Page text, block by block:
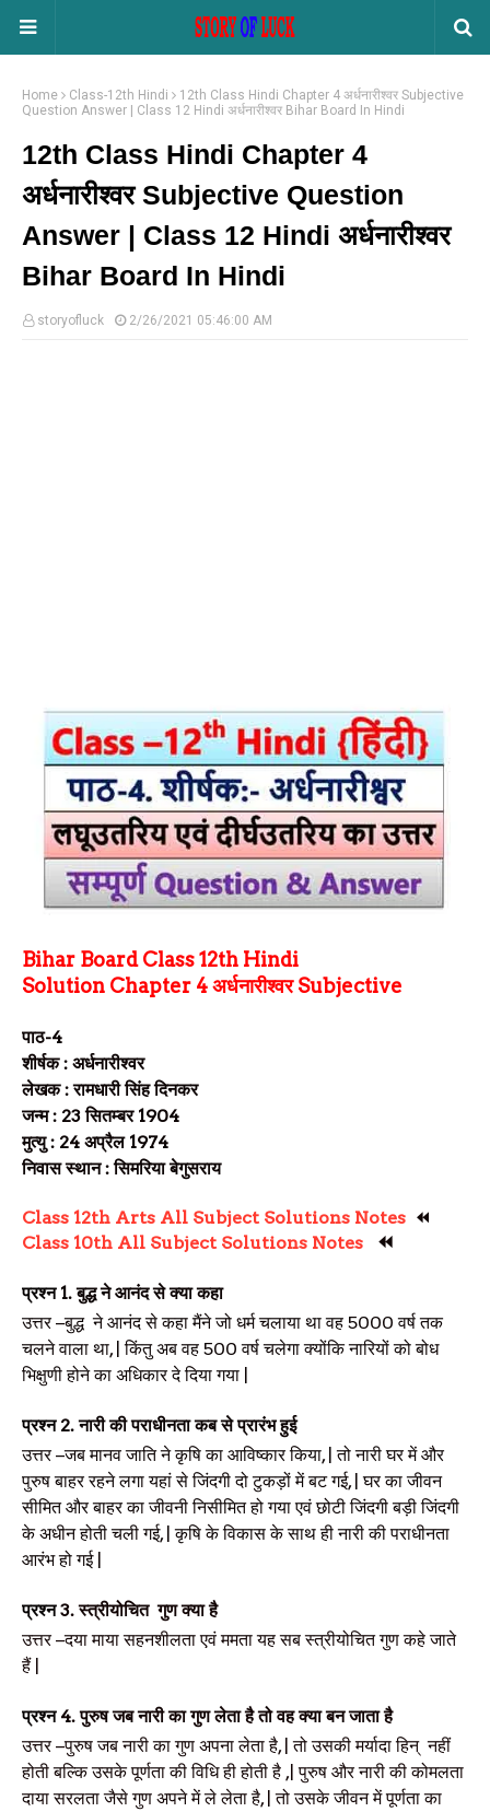
Home Class-12th Hindi
12th Class Hindi Chapter 4 अर्धनारीश्वर Subjective
Question Answer | Class 12 Hindi अर्धनारीश्वर Bihar Board In Hindi
12th Class Hindi Chapter 4
अर्धनारीश्वर Subjective Question
Answer | Class 12 Hindi अर्धनारीश्वर
Bihar Board In Hindi
storyofluck 2/26/2021 05:46:00 AM
Bihar Board Class 12th Hindi
Solution Chapter 4अर्धनारीश्वर Subjective
पाठ-4
शीर्षक : अर्धनारीश्वर
लेखक : रामधारी सिंह दिनकर
जन्म : 23 सितम्बर 1904
मुत्यु : 24 अप्रैल 1974
निवास स्थान : सिमरिया बेगुसराय
Class 12th Arts All Subject Solutions Notes ⏪
Class 10th All Subject Solutions Notes
⏪
प्रश्न 1.बुद्ध ने आनंद से क्या कहा
उत्तर–बुद्ध ने आनंद से कहा मैंने जो धर्म चलाया था वह 5000वर्ष तक
चलने वाला था, | किंतु अब वह 500वर्ष चलेगा क्योंकि नारियों को बोध
भिक्षुणी होने का अधिकार दे दिया गया
प्रश्न 2.नारी की पराधीनता कब से प्रारंभ हुई
उत्तर–जब मानव जाति ने कृषि का आविष्कार किया, | तो नारी घर में और
पुरुष बाहर रहने लगा यहां से जिंदगी दो टुकड़ों में बट गई, | घर का जीवन
सीमित और बाहर का जीवनी निसीमित हो गया एवं छोटी जिंदगी बड़ी जिंदगी
के अधीन होती चली गई, | कृषि के विकास के साथ ही नारी की पराधीनता
आरंभ हो गई|
प्रश्न3.स्त्रीयोचित गुण क्या है
उत्तर–दया माया सहनशीलता एवं ममता यह सब स्त्रीयोचित गुण कहे जाते
हैं|
प्रश्न 4.पुरुष जब नारी का गुण लेता है तो वह क्या बन जाता है
उत्तर–पुरुष जब नारी का गुण अपना लेता है, | तो उसकी मर्यादा हिन् नहीं
होती बल्कि उसके पूर्णता की विधि ही होती है ,| पुरुष और नारी की कोमलता
दाया सरलता जैसे गुण अपने में ले लेता है, | तो उसके जीवन में पूर्णता का